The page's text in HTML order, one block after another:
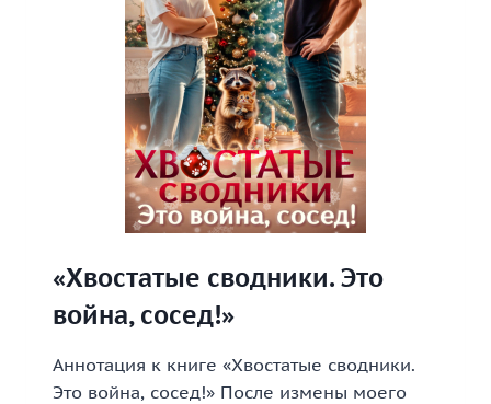
«Хвостатые сводники. Это
война, сосед!»
Аннотация к книге «Хвостатые сводники.
Это война, сосед!» После измены моего